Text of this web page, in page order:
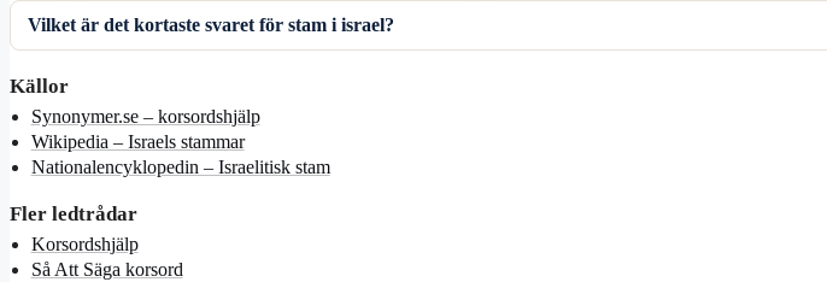
Vilket är det kortaste svaret för stam i israel?
Källor
Synonymer.se – korsordshjälp
Wikipedia – Israels stammar
Nationalencyklopedin – Israelitisk stam
Fler ledtrådar
Korsordshjälp
Så Att Säga korsord